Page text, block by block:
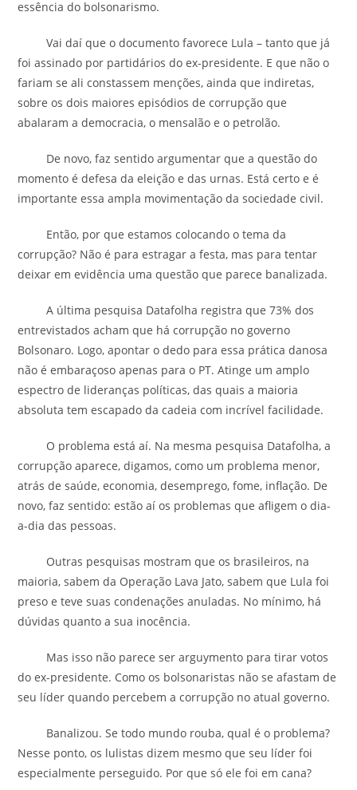
essência do bolsonarismo.
Vai daí que o documento favorece Lula – tanto que já
foi assinado por partidários do ex-presidente. E que não o
fariam se ali constassem menções, ainda que indiretas,
sobre os dois maiores episódios de corrupção que
abalaram a democracia, o mensalão e o petrolão.
De novo, faz sentido argumentar que a questão do
momento é defesa da eleição e das urnas. Está certo e é
importante essa ampla movimentação da sociedade civil.
Então, por que estamos colocando o tema da
corrupção? Não é para estragar a festa, mas para tentar
deixar em evidência uma questão que parece banalizada.
A última pesquisa Datafolha registra que 73% dos
entrevistados acham que há corrupção no governo
Bolsonaro. Logo, apontar o dedo para essa prática danosa
não é embaraçoso apenas para o PT. Atinge um amplo
espectro de lideranças políticas, das quais a maioria
absoluta tem escapado da cadeia com incrível facilidade.
O problema está aí. Na mesma pesquisa Datafolha, a
corrupção aparece, digamos, como um problema menor,
atrás de saúde, economia, desemprego, fome, inflação. De
novo, faz sentido: estão aí os problemas que afligem o dia-
a-dia das pessoas.
Outras pesquisas mostram que os brasileiros, na
maioria, sabem da Operação Lava Jato, sabem que Lula foi
preso e teve suas condenações anuladas. No mínimo, há
dúvidas quanto a sua inocência.
Mas isso não parece ser arguymento para tirar votos
do ex-presidente. Como os bolsonaristas não se afastam de
seu líder quando percebem a corrupção no atual governo.
Banalizou. Se todo mundo rouba, qual é o problema?
Nesse ponto, os lulistas dizem mesmo que seu líder foi
especialmente perseguido. Por que só ele foi em cana?